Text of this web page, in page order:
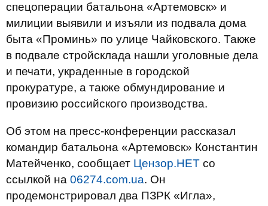
спецоперации батальона «Артемовск» и
милиции выявили и изъяли из подвала дома
быта «Проминь» по улице Чайковского. Также
в подвале стройсклада нашли уголовные дела
и печати, украденные в городской
прокуратуре, а также обмундирование и
провизию российского производства.
Об этом на пресс-конференции рассказал
командир батальона «Артемовск» Константин
Матейченко, сообщает Цензор.НЕТ со
ссылкой на 06274.com.ua. Он
продемонстрировал два ПЗРК «Игла»,